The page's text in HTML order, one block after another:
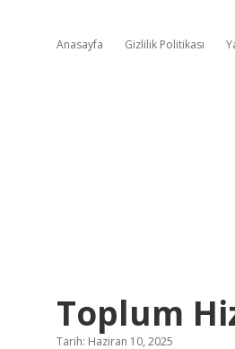
Anasayfa Gizlilik Politikası
Toplum
Tarih: Haziran 10, 2025